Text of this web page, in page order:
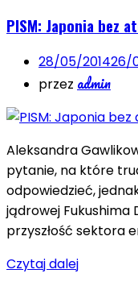
PISM: Japonia bez
28/05/201426/
przez admin
Aleksandra
pytanie, na które
odpowiedzieć,
jądrowej Fukushima
przyszłość sektora
Czytaj dalej